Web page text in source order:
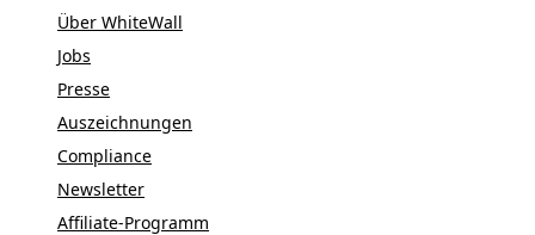
Über WhiteWall
Jobs
Presse
Auszeichnungen
Compliance
Newsletter
Affiliate-Programm